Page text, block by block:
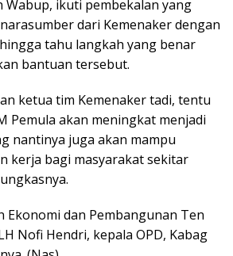
Wabup, ikuti pembekalan yang
dari Kemenaker dengan
tahu langkah yang benar
bantuan tersebut.
ketua tim Kemenaker tadi, tentu
Pemula akan meningkat menjadi
nantinya juga akan mampu
kerja bagi masyarakat sekitar
Ekonomi dan Pembangunan Ten
Nofi Hendri, kepala OPD, Kabag